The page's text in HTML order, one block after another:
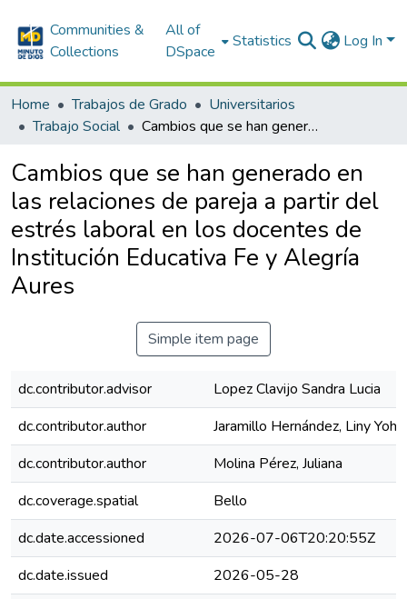
Communities &
Collections
All of
DSpace
Statistics Log In
Home Trabajos de Grado
Universitarios
Trabajo Social
Cambios que se han generado en las relaciones de pareja a partir del estrés laboral en los docentes de Institución Educativa Fe y Alegría Aures
Cambios que se han generado en
las relaciones de pareja a partir del
estrés laboral en los docentes de
Institución Educativa Fe y Alegría
Aures
Simple item page
dc.contributor.advisor
Lopez Clavijo Sandra Lucia
dc.contributor.author
Jaramillo Hernández, Liny
dc.contributor.author
Molina Pérez, Juliana
dc.coverage.spatial
Bello
dc.date.accessioned
2026-07-06T20:20:55Z
dc.date.issued
2026-05-28